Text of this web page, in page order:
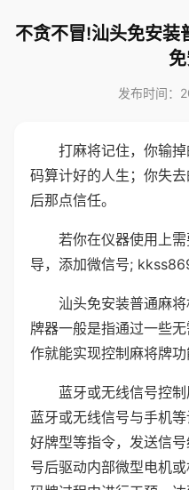
不贪不冒!汕头免安装
发布时间：
打麻将记住，你输
码算计好的人生；你失
后那点信任。
若你在仪器使用上
导，添加微信号;
汕头免安装普通麻
牌器一般是指通过一些
作就能实现控制麻将牌功
蓝牙或无线信号控
蓝牙或无线信号与手机
好牌型等指令，发送信
号后驱动内部微型电机